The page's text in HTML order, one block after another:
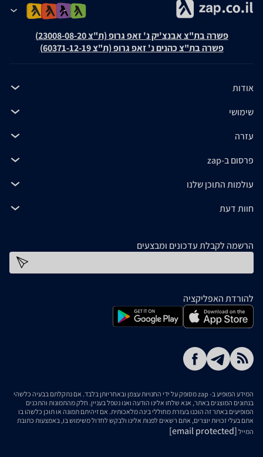
פשרה בת"צ אבנצ'יק נ' זאפ גרופ (ת"צ 23008-08-20)
פשרה בת"צ כהנים נ' זאפ גרופ (ת"צ 60371-12-19)
אודות
שימושי
עזרה
פרסום ב-zap
עולמות התוכן שלנו
חוות דעת
הרשמה לקבלת עדכונים ומבצעים
להורדת האפליקציה
המידע המופיע ב- zap מסופק על ידי החנויות עצמן ובאחריותן בלבד. אם נתקלתם בבעיה כלשהי
בנתונים המוצגים באתר, אנא שלחו אלינו הודעה ואנו נטפל בעניין. חלק מהתמונות והתכנים
המופיעים באתר זה הוכנו בעזרת מחוללי בינה מלאכותית. אם זיהיתם תמונה או תוכן כלשהו בו
אתם בעלי זכויות יוצרים, אתם רשאים לפנות אלינו ולבקש לחדול משימוש בו, באמצעות כתובת
המייל [email protected]